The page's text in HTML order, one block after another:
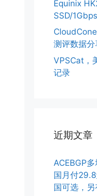
Equinix
SSD/
测评数据分
VPSCat，
记录
近期文章
ACEBGP
国月付
国可选，